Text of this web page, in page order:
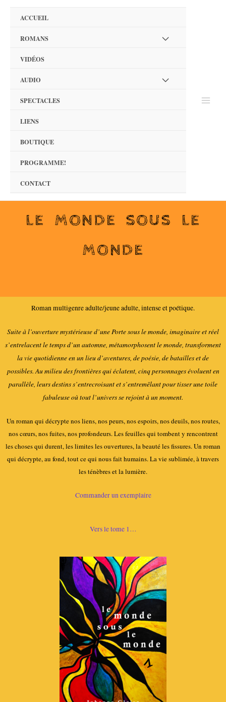
ACCUEIL
ROMANS
VIDÉOS
AUDIO
SPECTACLES
LIENS
BOUTIQUE
PROGRAMME!
CONTACT
LE MONDE SOUS LE
MONDE
Roman multigenre adulte/jeune adulte, intense et poétique.
Suite à l’ouverture mystérieuse d’une Porte sous le monde, imaginaire et réel
s’entrelacent le temps d’un automne, métamorphosent le monde, transforment
la vie quotidienne en un lieu d’aventures, de poésie, de batailles et de
possibles.Au milieu des frontières qui éclatent, cinq personnages évoluent en
parallèle, leurs destins s’entrecroisant et s’entremêlant pour tisser une toile
fabuleuse où tout l’univers se rejoint à un moment.
Un roman qui décrypte nos liens, nos peurs, nos espoirs, nos deuils, nos routes,
nos cœurs, nos fuites, nos profondeurs. Les feuilles qui tombent y rencontrent
les choses qui durent, les limites les ouvertures, la beauté les fissures. Un roman
qui décrypte, au fond, tout ce qui nous fait humains. La vie sublimée, à travers
les ténèbres et la lumière.
Commander un exemplaire
Vers le tome 1…